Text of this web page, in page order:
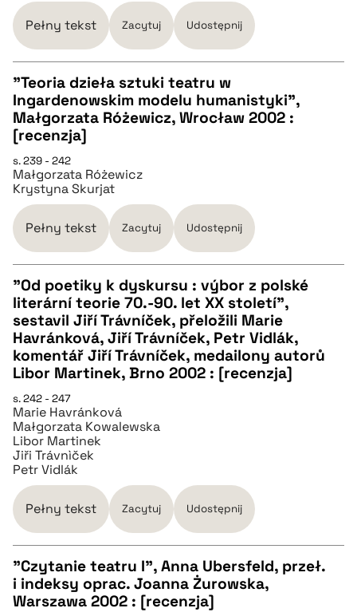
BIBTEX
Pełny tekst Zacytuj Udostępnij
CZYSTY TEKST
pobierz cytat
BIBTEX
pobierz cytat
"Teoria dzieła sztuki teatru w
Ingardenowskim modelu humanistyki",
Małgorzata Różewicz, Wrocław 2002 :
[recenzja]
s. 239 - 242
Małgorzata Różewicz
Krystyna Skurjat
Pełny tekst Zacytuj Udostępnij
CZYSTY TEKST
pobierz cytat
BIBTEX
pobierz cytat
"Od poetiky k dyskursu : výbor z polské
literární teorie 70.-90. let XX století",
sestavil Jiří Trávníček, přeložili Marie
Havránková, Jiří Trávníček, Petr Vidlák,
komentář Jiří Trávníček, medailony autorů
Libor Martinek, Brno 2002 : [recenzja]
s. 242 - 247
Marie Havránková
Małgorzata Kowalewska
Libor Martinek
Jiři Trávnìček
Petr Vidlák
Pełny tekst Zacytuj Udostępnij
CZYSTY TEKST
"Czytanie teatru I", Anna Ubersfeld, przeł.
i indeksy oprac. Joanna Żurowska,
Warszawa 2002 : [recenzja]